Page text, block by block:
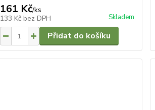
161 Kč/ks
133 Kč bez DPH Skladem
Přidat do košíku